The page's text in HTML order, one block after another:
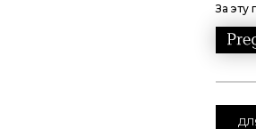
За эту